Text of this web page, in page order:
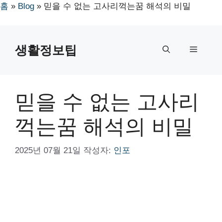
홈 » Blog » 믿을 수 없는 고사리꺽는꿈 해석의 비밀
생활정보팁 메
믿을 수 없는 고사리
꺽는꿈 해석의 비밀
2025년 07월 21일 작성자: 인포